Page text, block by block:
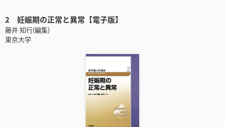
2 妊娠期の正常と異常【電子版】
藤井 知行(編集)
東京大学